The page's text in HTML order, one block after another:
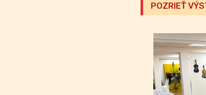
POZRIEŤ